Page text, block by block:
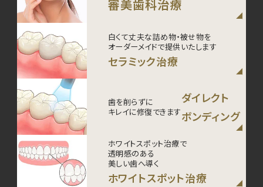
審美歯科治療
白くて丈夫な詰め物・被せ物を
オーダーメイドで提供いたします
セラミック治療
歯を削らずに
キレイに修復できます
ダイレクト
ボンディング
ホワイトスポット治療で
透明感のある
美しい歯へ導く
ホワイトスポット治療